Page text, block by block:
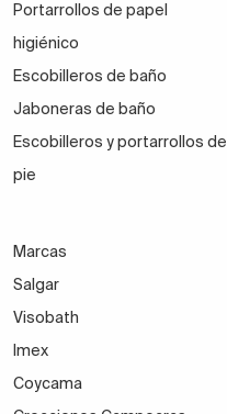
Portarrollos de papel
higiénico
Escobilleros de baño
Jaboneras de baño
Escobilleros y portarrollos de
pie
Marcas
Salgar
Visobath
Imex
Coycama